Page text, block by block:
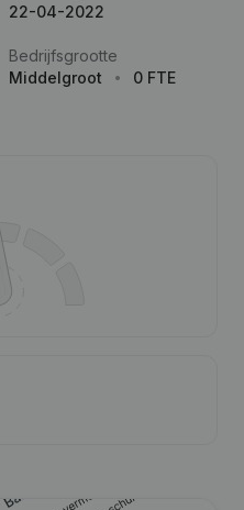
22-04-2022
Bedrijfsgrootte
Middelgroot
0 FTE